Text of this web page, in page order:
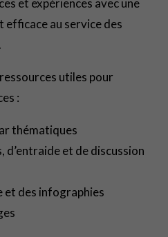
et expériences avec une
au service des
utiles pour
:
thématiques
d’entraide et de discussion
et des infographies